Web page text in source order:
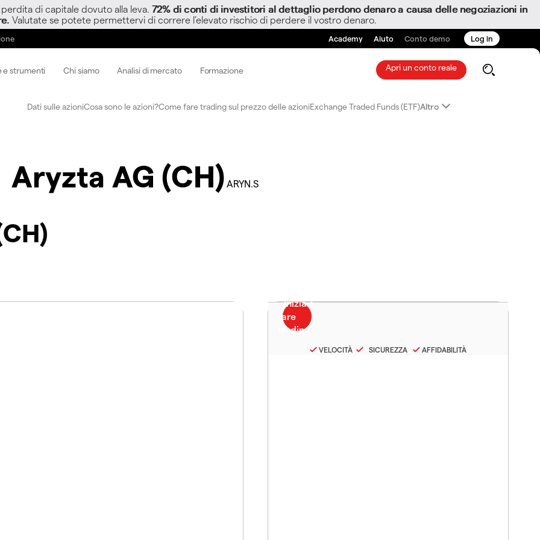
di capitale dovuto alla leva. 72% di conti di investitori al dettaglio perdono denaro a causa delle negoziazioni in
Valutate se potete permettervi di correre l’elevato rischio di perdere il vostro denaro.
Academy Aiuto Conto demo Log in
e strumenti Chi siamo Analisi di mercato Formazione Apri un conto reale
Dati sulle azioniCosa sono le azioni?Come fare trading sul prezzo delle azioniExchange Traded Funds (ETF)Altro
Aryzta AG (CH) ARYN.S
VELOCITÀ SICUREZZA AFFIDABILITÀ